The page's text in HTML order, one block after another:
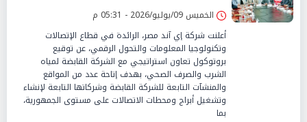
الخميس 09/يوليو/2026 - 05:31 م
أعلنت شركة إي آند مصر، الرائدة في قطاع الإتصالات
وتكنولوجيا المعلومات والتحول الرقمي، عن توقيع
بروتوكول تعاون استراتيجي مع الشركة القابضة لمياه
الشرب والصرف الصحي، بهدف إتاحة عدد من المواقع
والمنشآت التابعة للشركة القابضة وشركاتها التابعة لإنشاء
وتشغيل أبراج ومحطات الاتصالات على مستوى الجمهورية،
بما